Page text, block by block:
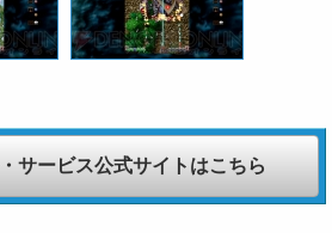
サービス公式サイトはこちら